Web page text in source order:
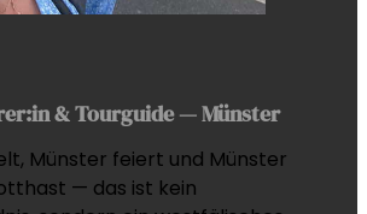
& Tourguide — Münster
Münster feiert und Münster
— das ist kein